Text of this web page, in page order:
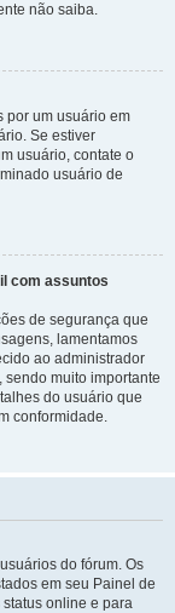
não saiba.
por um usuário em
Se estiver
usuário, contate o
usuário de
com assuntos
de segurança que
lamentamos
ao administrador
muito importante
do usuário que
conformidade.
do fórum. Os
em seu Painel de
online e para